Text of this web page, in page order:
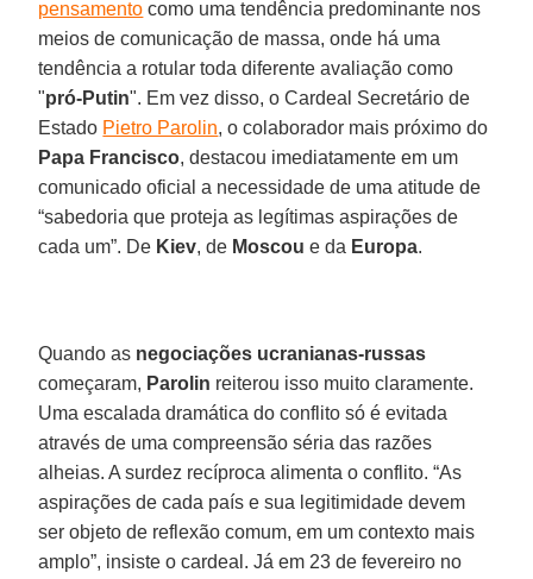
pensamento como uma tendência predominante nos
meios de comunicação de massa, onde há uma
tendência a rotular toda diferente avaliação como
"pró-Putin". Em vez disso, o Cardeal Secretário de
Estado Pietro Parolin, o colaborador mais próximo do
Papa Francisco, destacou imediatamente em um
comunicado oficial a necessidade de uma atitude de
“sabedoria que proteja as legítimas aspirações de
cada um”. De Kiev, de Moscou e da Europa.
Quando as negociações ucranianas-russas
começaram, Parolin reiterou isso muito claramente.
Uma escalada dramática do conflito só é evitada
através de uma compreensão séria das razões
alheias. A surdez recíproca alimenta o conflito. “As
aspirações de cada país e sua legitimidade devem
ser objeto de reflexão comum, em um contexto mais
amplo”, insiste o cardeal. Já em 23 de fevereiro no